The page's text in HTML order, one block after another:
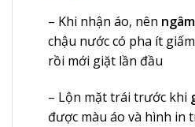
– Khi nhận áo, nên
chậu nước có pha ít
rồi mới giặt lần đầu
– Lộn mặt trái trước khi
được màu áo và hình in